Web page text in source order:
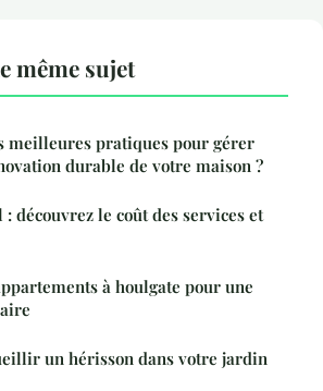
même sujet
meilleures pratiques pour gérer
durable de votre maison ?
découvrez le coût des services et
à houlgate pour une
un hérisson dans votre jardin